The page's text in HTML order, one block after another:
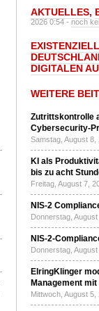
AKTUELLES,
2026 0:54 -noch
DIGITALEN
WEITERE
Zutrittskontrolle
Cybersecurity-
Samstag, August
KI als
bis zu acht
Freitag, August 7,
NIS-2
Donnerstag,
NIS-2-
Donnerstag,
ElringKlinger
Management
Mittwoch, August